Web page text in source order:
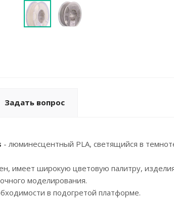
Задать вопрос
- люминесцентный PLA, светящийся в
имеет широкую цветовую палитру,
моделирования.
в подогретой платформе.